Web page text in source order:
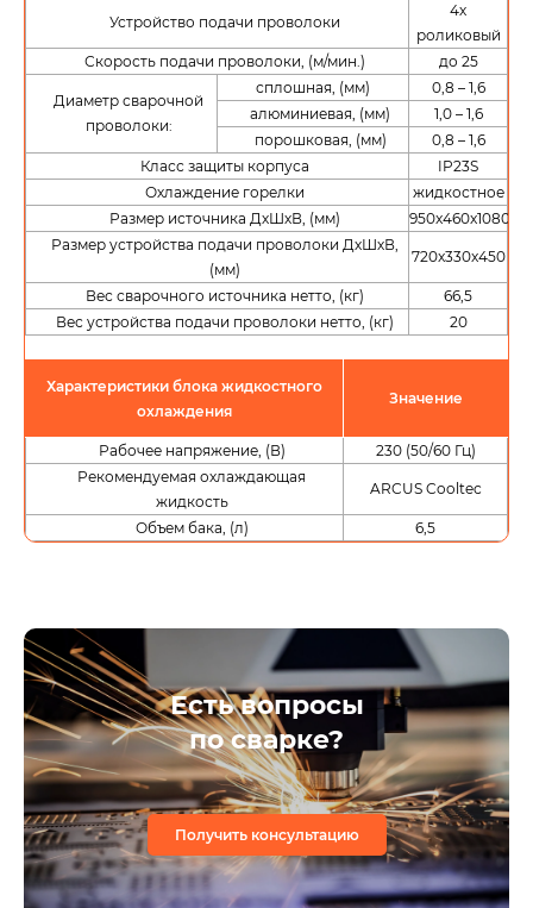
Устройство подачи проволоки
4х
роликовый
Скорость подачи проволоки, (м/мин.)
до 25
Диаметр сварочной
проволоки:
сплошная, (мм)
0,8 – 1,6
алюминиевая, (мм)
1,0 – 1,6
порошковая, (мм)
0,8 – 1,6
Класс защиты корпуса
IP23S
Охлаждение горелки
жидкостное
Размер источника ДхШхВ, (мм)
950x460x1080
Размер устройства подачи проволоки ДхШхВ,
(мм)
720x330x450
Вес сварочного источника нетто, (кг)
66,5
Вес устройства подачи проволоки нетто, (кг)
20
Характеристики блока жидкостного
охлаждения
Значение
Рабочее напряжение, (В)
230 (50/60 Гц)
Рекомендуемая охлаждающая
жидкость
ARCUS Cooltec
Объем бака, (л) 6,5
Есть вопросы
по сварке?
Получить консультацию